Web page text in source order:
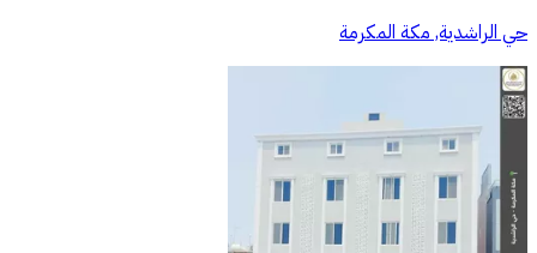
حي الراشدية, مكة المكرمة